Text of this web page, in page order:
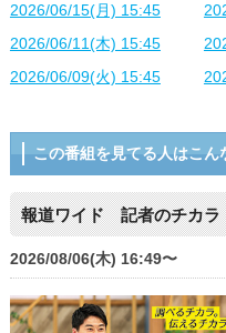
2026/06/15(月) 15:45
2026/06/11(木) 15:45
2026/06/09(火) 15:45
この番組を見てる人はこん
報道ワイド 記者のチカラ
2026/08/06(木) 16:49〜